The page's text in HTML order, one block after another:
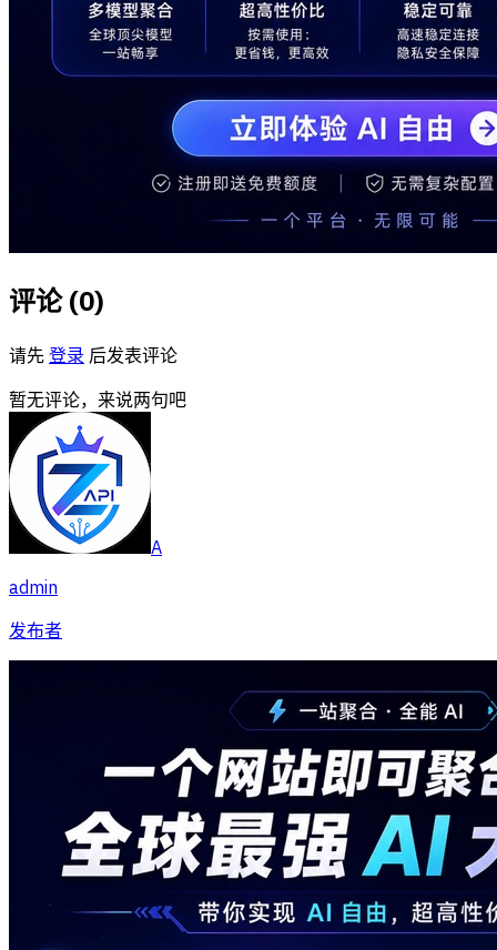
评论 (0)
请先 登录 后发表评论
暂无评论，来说两句吧
A
admin
发布者